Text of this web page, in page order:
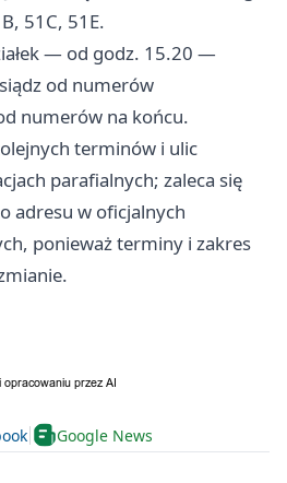
51C, 51E.
— od godz. 15.20 —
od numerów
numerów na końcu.
terminów i ulic
parafialnych; zaleca się
adresu w oficjalnych
ponieważ terminy i zakres
Google News